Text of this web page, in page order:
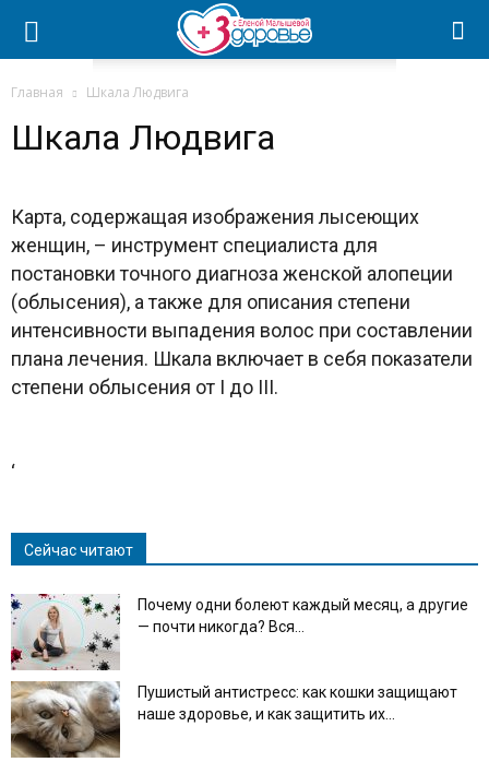
Главная Шкала Людвига
Шкала Людвига
Карта, содержащая изображения лысеющих
женщин, – инструмент специалиста для
постановки точного диагноза женской алопеции
(облысения), а также для описания степени
интенсивности выпадения волос при составлении
плана лечения. Шкала включает в себя показатели
степени облысения от I до III.
‘
Сейчас читают
Почему одни болеют каждый месяц, а другие
— почти никогда? Вся...
Пушистый антистресс: как кошки защищают
наше здоровье, и как защитить их...